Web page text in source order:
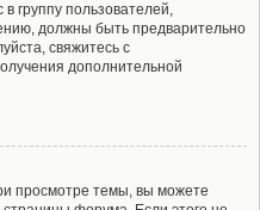
группу пользователей,
должны быть предварительно
свяжитесь с
дополнительной
просмотре темы, вы можете